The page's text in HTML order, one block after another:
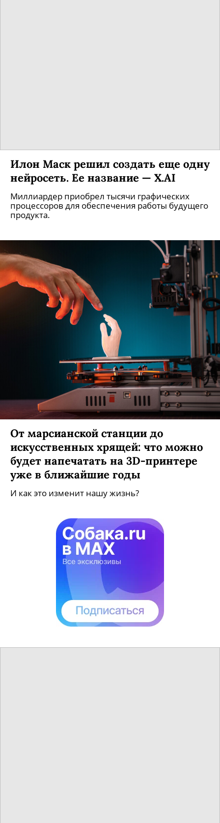
Илон Маск решил создать еще одну
нейросеть. Ее название — X.AI
Миллиардер приобрел тысячи графических
процессоров для обеспечения работы будущего
продукта.
От марсианской станции до
искусственных хрящей: что можно
будет напечатать на 3D-принтере
уже в ближайшие годы
И как это изменит нашу жизнь?